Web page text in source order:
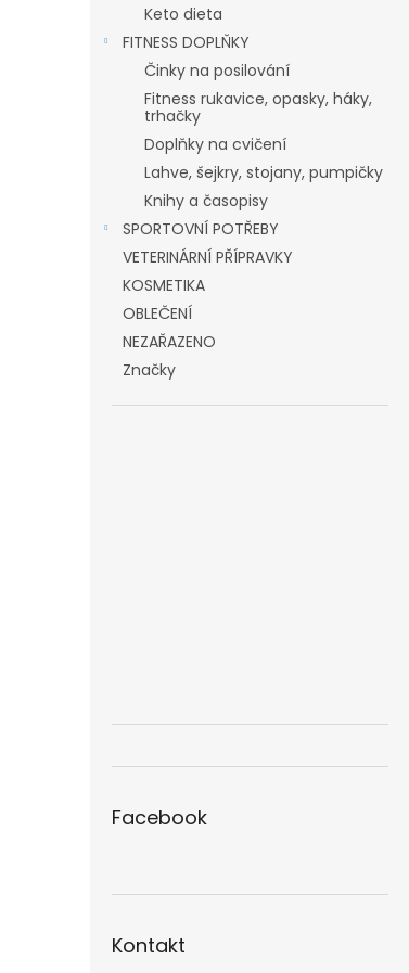
Keto dieta
FITNESS DOPLŇKY
Činky na posilování
Fitness rukavice, opasky, háky,
trhačky
Doplňky na cvičení
Lahve, šejkry, stojany, pumpičky
Knihy a časopisy
SPORTOVNÍ POTŘEBY
VETERINÁRNÍ PŘÍPRAVKY
KOSMETIKA
OBLEČENÍ
NEZAŘAZENO
Značky
Facebook
Kontakt